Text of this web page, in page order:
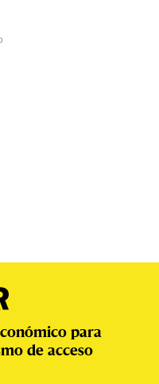
para
de acceso